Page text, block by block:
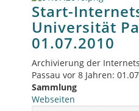
Start-
Universität
01.07.2010
Archivierung der
Passau vor 8 Jahren:
Sammlung
Webseiten